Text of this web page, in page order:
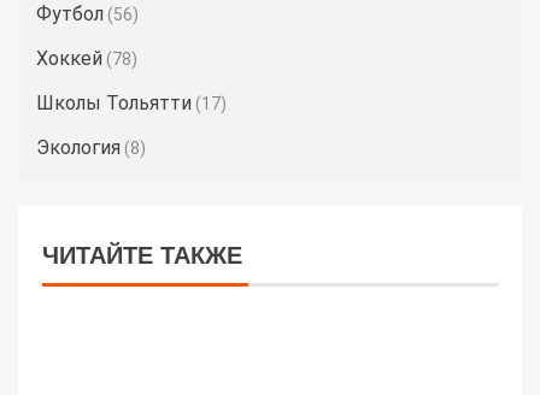
Футбол (56)
Хоккей (78)
Школы Тольятти (17)
Экология (8)
ЧИТАЙТЕ ТАКЖЕ